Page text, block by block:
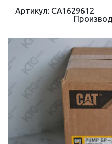
Артикул: CA1629612